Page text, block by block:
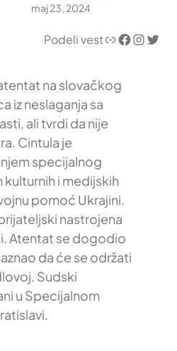
maj 23, 2024
Podeli vestLink Facebook InstagramTwitter
na slovačkog
iz neslaganja sa
ali tvrdi da nije
Cintula je
specijalnog
i medijskih
pomoć Ukrajini.
nastrojena
Atentat se dogodio
da će se održati
Sudski
u Specijalnom